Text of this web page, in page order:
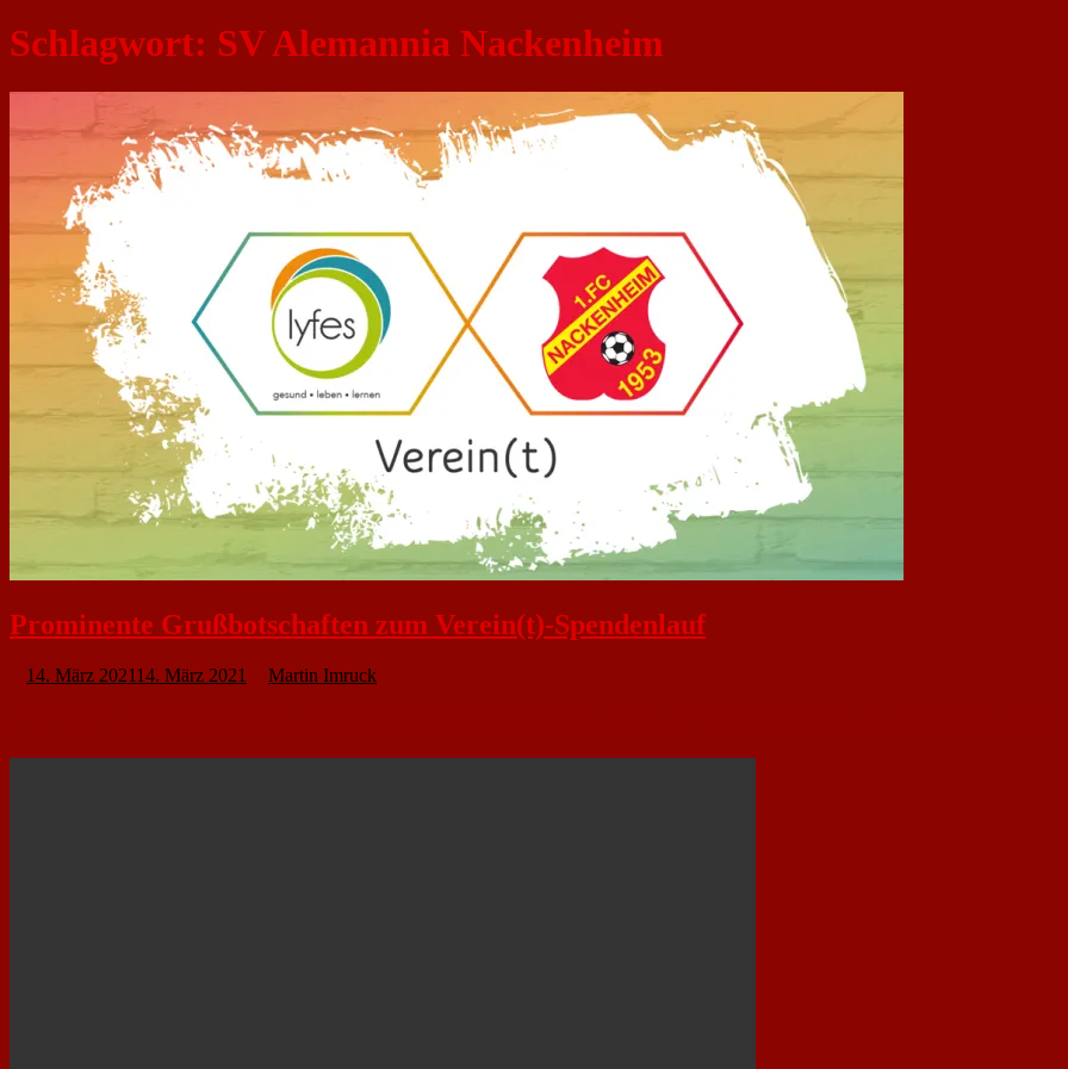
Schlagwort: SV Alemannia Nackenheim
Prominente Grußbotschaften zum Verein(t)-Spendenlauf
14. März 202114. März 2021 Martin Imruck